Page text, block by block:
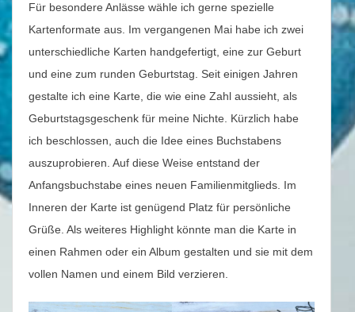
Für besondere Anlässe wähle ich gerne spezielle
Kartenformate aus. Im vergangenen Mai habe ich zwei
unterschiedliche Karten handgefertigt, eine zur Geburt
und eine zum runden Geburtstag. Seit einigen Jahren
gestalte ich eine Karte, die wie eine Zahl aussieht, als
Geburtstagsgeschenk für meine Nichte. Kürzlich habe
ich beschlossen, auch die Idee eines Buchstabens
auszuprobieren. Auf diese Weise entstand der
Anfangsbuchstabe eines neuen Familienmitglieds. Im
Inneren der Karte ist genügend Platz für persönliche
Grüße. Als weiteres Highlight könnte man die Karte in
einen Rahmen oder ein Album gestalten und sie mit dem
vollen Namen und einem Bild verzieren.